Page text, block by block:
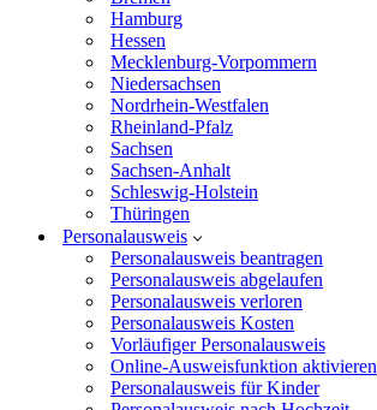
Hamburg
Hessen
Mecklenburg-Vorpommern
Niedersachsen
Nordrhein-Westfalen
Rheinland-Pfalz
Sachsen
Sachsen-Anhalt
Schleswig-Holstein
Thüringen
Personalausweis
Personalausweis beantragen
Personalausweis abgelaufen
Personalausweis verloren
Personalausweis Kosten
Vorläufiger Personalausweis
Online-Ausweisfunktion aktivieren
Personalausweis für Kinder